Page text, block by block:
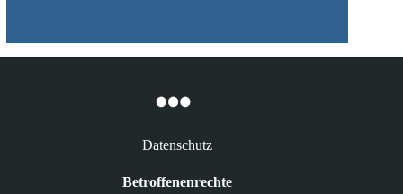
Datenschutz
Betroffenenrechte